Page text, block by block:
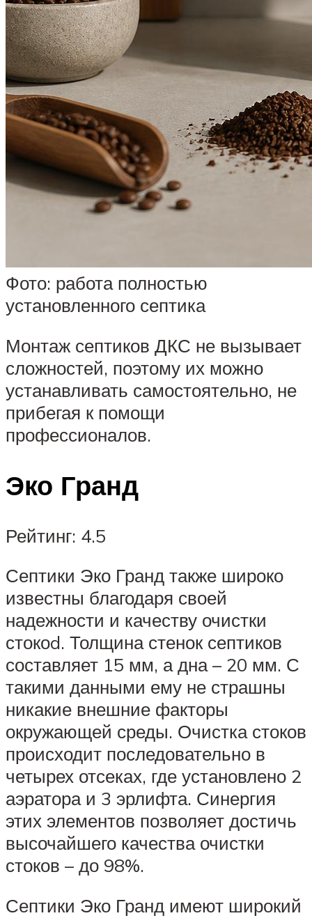
Фото: работа полностью
установленного септика
Монтаж септиков ДКС не вызывает
сложностей, поэтому их можно
устанавливать самостоятельно, не
прибегая к помощи
профессионалов.
Эко Гранд
Рейтинг: 4.5
Септики Эко Гранд также широко
известны благодаря своей
надежности и качеству очистки
стокоd. Толщина стенок септиков
составляет 15 мм, а дна – 20 мм. С
такими данными ему не страшны
никакие внешние факторы
окружающей среды. Очистка стоков
происходит последовательно в
четырех отсеках, где установлено 2
аэратора и 3 эрлифта. Синергия
этих элементов позволяет достичь
высочайшего качества очистки
стоков – до 98%.
Септики Эко Гранд имеют широкий